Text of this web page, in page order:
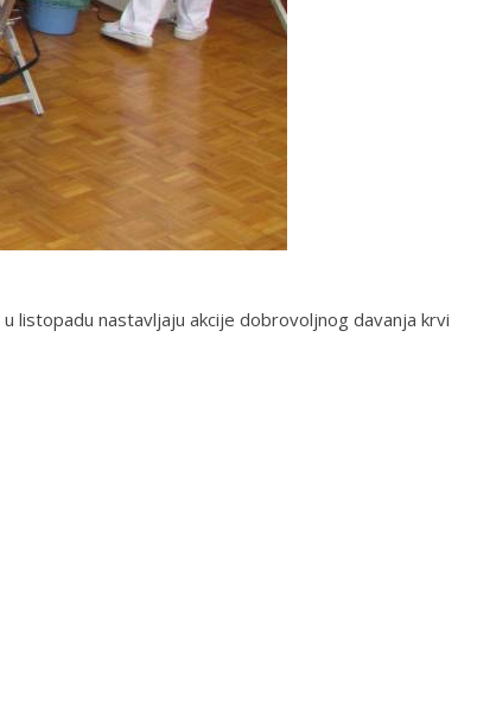
listopadu nastavljaju akcije dobrovoljnog davanja krvi